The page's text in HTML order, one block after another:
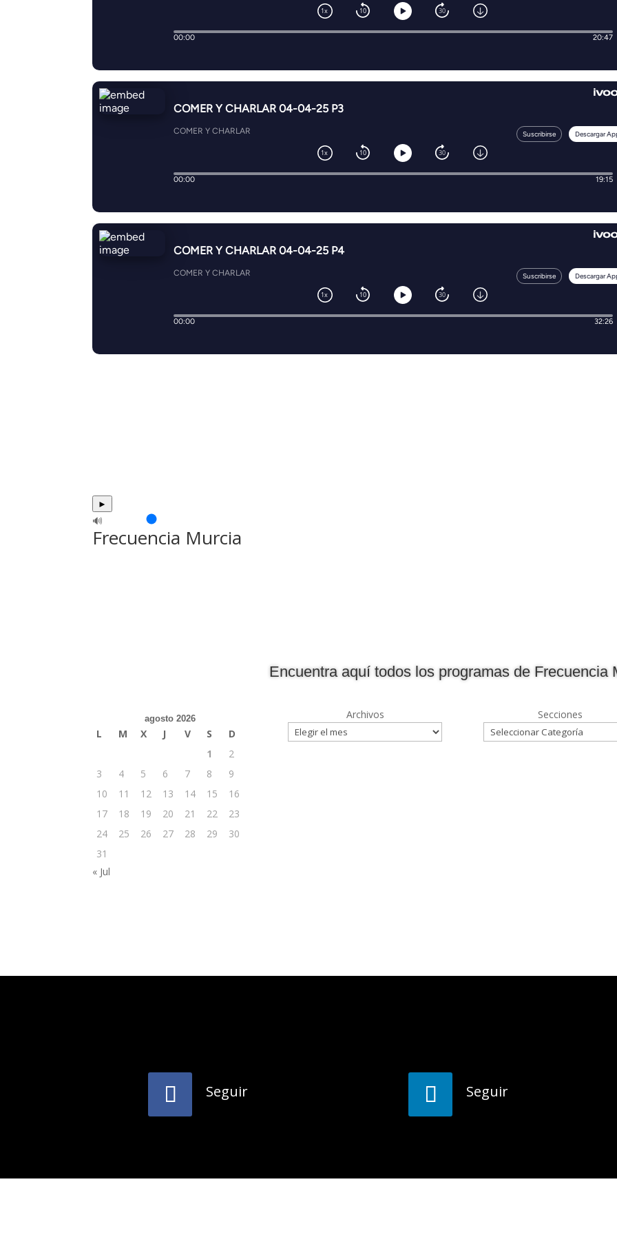
►
🔊
Frecuencia Murcia
Encuentra aquí todos los programas de Frecuencia
agosto 2026
L M X J V S
D
1
2
3
4 5 6 7 8
9
10
11 12 13 14 15
16
17
18 19 20 21 22
23
24
25 26 27 28 29
30
31
« Jul
Archivos Secciones
Seguir Seguir